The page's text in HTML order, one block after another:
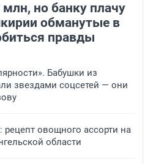
но банку плачу
обманутые в
правды
Бабушки из
звездами соцсетей — они
рецепт овощного ассорти на
области